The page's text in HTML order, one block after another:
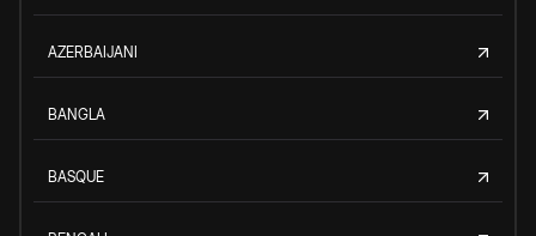
AZERBAIJANI
BANGLA
BASQUE